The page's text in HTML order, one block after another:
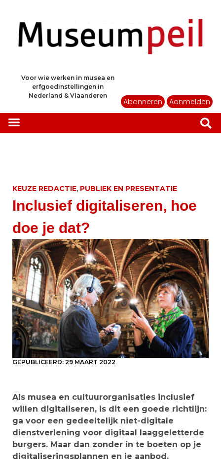
Voor wie werken in musea en
erfgoedinstellingen in
Nederland & Vlaanderen
Abonneren Aanmelden
KEUZE REDACTIE, PUBLIEK EN PRESENTATIE
Inclusief digitaliseren, hoe
doe je dat?
GEPUBLICEERD: 29 MAART 2022
Als musea en cultuurorganisaties inclusief
willen digitaliseren, is dit een goede richtlijn:
ga voor een gedeeltelijk niet-digitale
dienstverlening voor digitaal laaggeletterde
burgers. Maar dan zonder in te boeten op je
digitaliseringsplannen en je aanbod.